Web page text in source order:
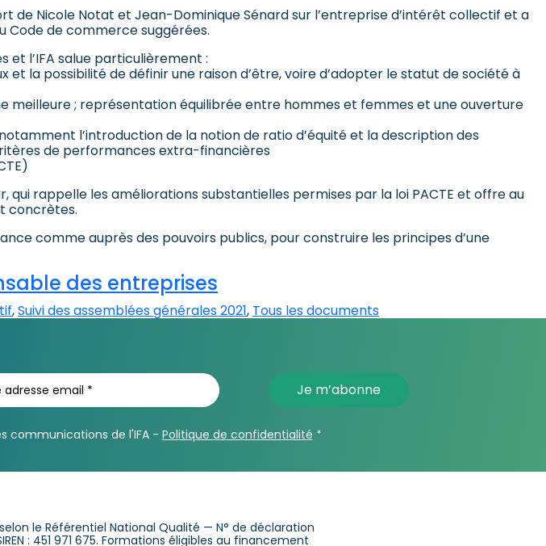
de Nicole Notat et Jean-Dominique Sénard sur l’entreprise d’intérêt collectif et a
Code de commerce suggérées.
et l’IFA salue particulièrement :
la possibilité de définir une raison d’être, voire d’adopter le statut de société à
meilleure ; représentation équilibrée entre hommes et femmes et une ouverture
l’introduction de la notion de ratio d’équité et la description des
de performances extra-financières
rappelle les améliorations substantielles permises par la loi PACTE et offre au
concrètes.
comme auprès des pouvoirs publics, pour construire les principes d’une
des entreprises
,Suivi des assemblées générales 2021, Tous les documents
communications de l'IFA - Politique de confidentialité *
le Référentiel National Qualité — N° de déclaration
: 451 971 675. Formations éligibles au financement